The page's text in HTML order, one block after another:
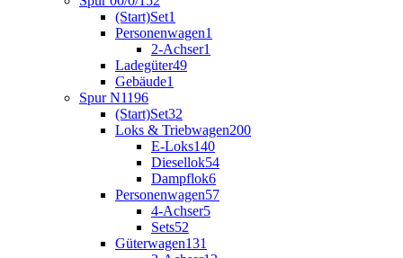
(Start)Set1
Personenwagen1
2-Achser1
Ladegüter49
Gebäude1
Spur N1196
(Start)Set32
Loks & Triebwagen200
E-Loks140
Diesellok54
Dampflok6
Personenwagen57
4-Achser5
Sets52
Güterwagen131